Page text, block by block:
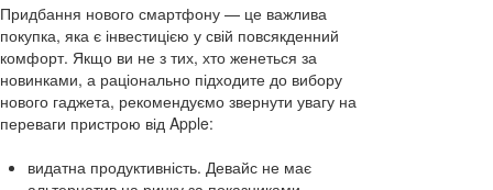
Придбання нового смартфону — це важлива
покупка, яка є інвестицією у свій повсякденний
комфорт. Якщо ви не з тих, хто женеться за
новинками, а раціонально підходите до вибору
нового гаджета, рекомендуємо звернути увагу на
переваги пристрою від Apple:
видатна продуктивність. Девайс не має